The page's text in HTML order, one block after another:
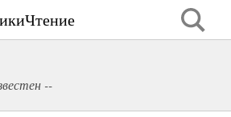
--